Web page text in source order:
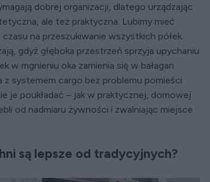
dobrej organizacji, dlatego urządzając
ale też praktyczna. Lubimy mieć
na przeszukiwanie wszystkich półek.
gdyż głęboka przestrzeń sprzyja upychaniu
w mgnieniu oka zamienia się w bałagan
systemem cargo bez problemu pomieści
je poukładać – jak w praktycznej, domowej
od nadmiaru żywności i zwalniając miejsce
są lepsze od tradycyjnych?